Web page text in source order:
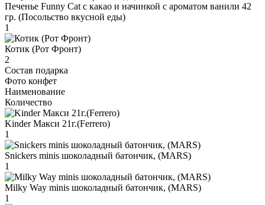
Печенье Funny Сat с какао и начинкой с ароматом ванили 42
гр. (Посольство вкусной еды)
1
Котик (Рот Фронт)
2
Состав подарка
Фото конфет
Наименование
Количество
Kinder Макси 21г.(Ferrero)
1
Snickers minis шоколадный батончик, (MARS)
1
Milky Way minis шоколадный батончик, (MARS)
1